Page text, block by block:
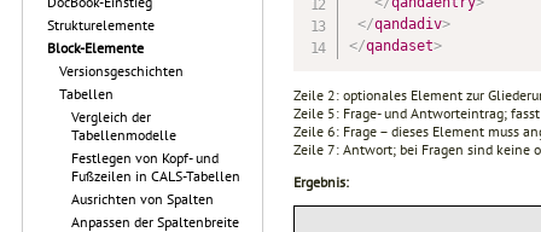
Strukturelemente
Block-Elemente
Versionsgeschichten
Tabellen
Vergleich der
Tabellenmodelle
Festlegen von Kopf- und
Fußzeilen in CALS-Tabellen
Ausrichten von Spalten
Anpassen der Spaltenbreite
</qandadiv>
</qandaset>
Zeile 2: optionales Element zur
Zeile 5: Frage- und Antworteintrag;
Zeile 6: Frage – dieses Element muss
Zeile 7: Antwort; bei Fragen sind keine
Ergebnis: